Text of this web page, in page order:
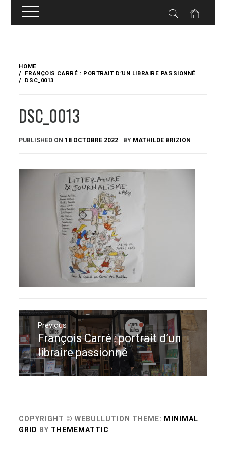
content
HOME
FRANÇOIS CARRÉ : PORTRAIT D’UN LIBRAIRE PASSIONNÉ
DSC_0013
DSC_0013
PUBLISHED ON 18 OCTOBRE 2022 BY MATHILDE BRIZION
Navigation
de
l’article
Previous
Previous
post:
François Carré : portrait d’un
libraire passionné
COPYRIGHT © WEBULLUTION THEME: MINIMAL
GRID BY THEMEMATTIC